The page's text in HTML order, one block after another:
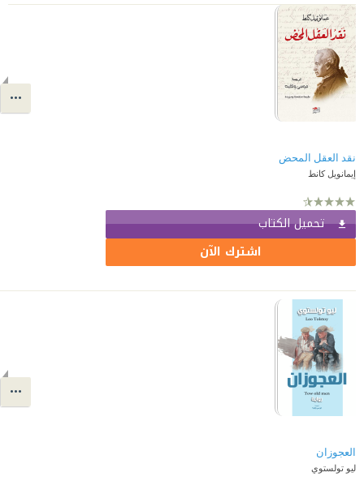
نقد العقل المحض
إيمانويل كانط
تحميل الكتاب
اشترك الآن
العجوزان
ليو تولستوي